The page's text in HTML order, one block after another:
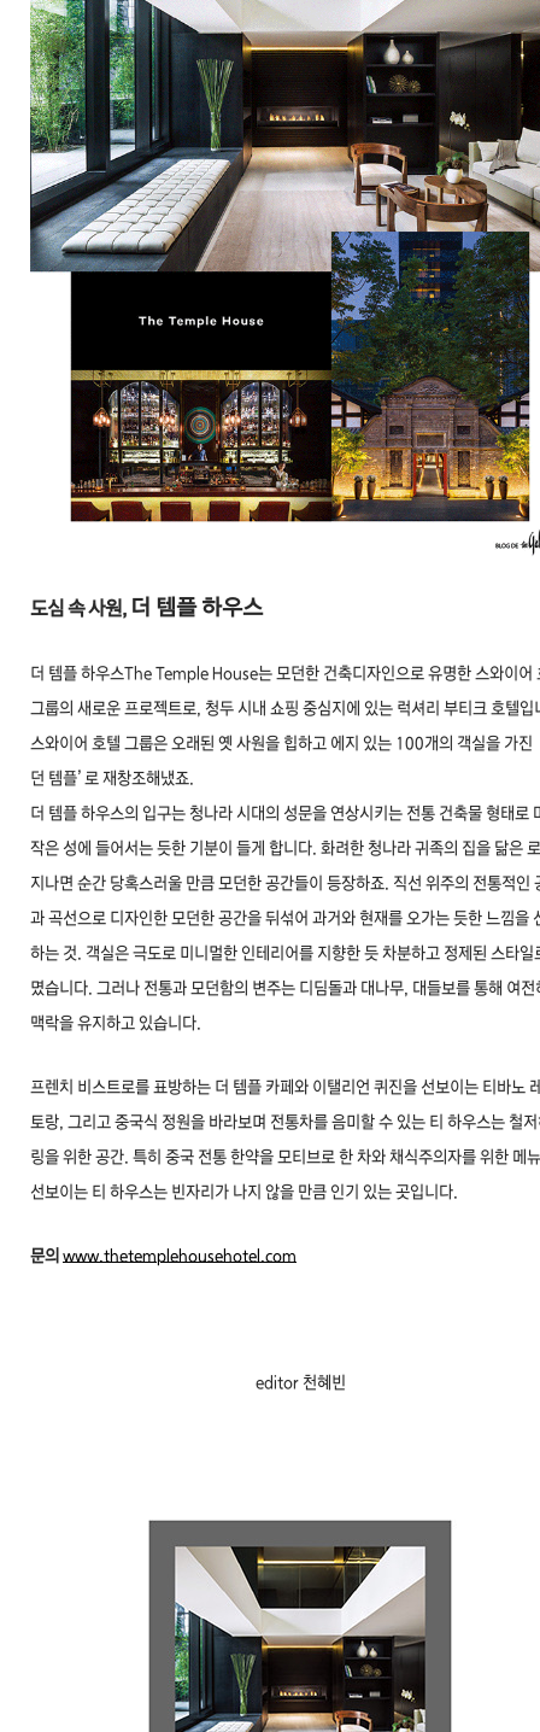
도심 속 사원, 더 템플 하우스
더 템플 하우스The Temple House는 모던한 건축디자인으로 유명한 스와이어
그룹의 새로운 프로젝트로, 청두 시내 쇼핑 중심지에 있는 럭셔리 부티크 호텔입
스와이어 호텔 그룹은 오래된 옛 사원을 힙하고 에지 있는 100개의 객실을 가진
던 템플’로 재창조해냈죠.
더 템플 하우스의 입구는 청나라 시대의 성문을 연상시키는 전통 건축물 형태로
작은 성에 들어서는 듯한 기분이 들게 합니다. 화려한 청나라 귀족의 집을 닮은
지나면 순간 당혹스러울 만큼 모던한 공간들이 등장하죠. 직선 위주의 전통적인
과 곡선으로 디자인한 모던한 공간을 뒤섞어 과거와 현재를 오가는 듯한 느낌을
하는 것. 객실은 극도로 미니멀한 인테리어를 지향한 듯 차분하고 정제된 스타일
몄습니다. 그러나 전통과 모던함의 변주는 디딤돌과 대나무, 대들보를 통해 여전
맥락을 유지하고 있습니다.
프렌치 비스트로를 표방하는 더 템플 카페와 이탤리언 퀴진을 선보이는 티바노
토랑, 그리고 중국식 정원을 바라보며 전통차를 음미할 수 있는 티 하우스는 철
링을 위한 공간. 특히 중국 전통 한약을 모티브로 한 차와 채식주의자를 위한 메
선보이는 티 하우스는 빈자리가 나지 않을 만큼 인기 있는 곳입니다.
문의 www.thetemplehousehotel.com
editor 천혜빈